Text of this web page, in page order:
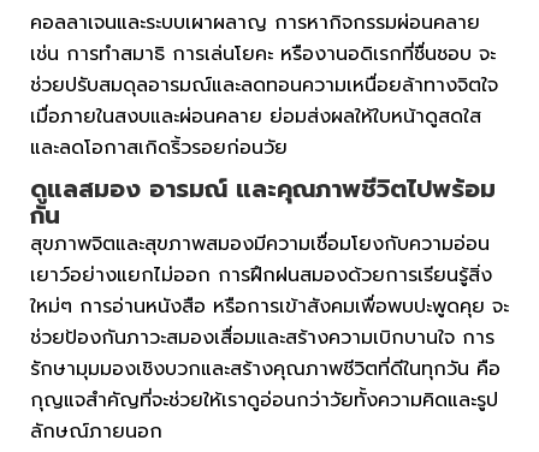
คอลลาเจนและระบบเผาผลาญ การหากิจกรรมผ่อนคลาย
เช่น การทำสมาธิ การเล่นโยคะ หรืองานอดิเรกที่ชื่นชอบ จะ
ช่วยปรับสมดุลอารมณ์และลดทอนความเหนื่อยล้าทางจิตใจ
เมื่อภายในสงบและผ่อนคลาย ย่อมส่งผลให้ใบหน้าดูสดใส
และลดโอกาสเกิดริ้วรอยก่อนวัย
ดูแลสมอง อารมณ์ และคุณภาพชีวิตไปพร้อม
กัน
สุขภาพจิตและสุขภาพสมองมีความเชื่อมโยงกับความอ่อน
เยาว์อย่างแยกไม่ออก การฝึกฝนสมองด้วยการเรียนรู้สิ่ง
ใหม่ๆ การอ่านหนังสือ หรือการเข้าสังคมเพื่อพบปะพูดคุย จะ
ช่วยป้องกันภาวะสมองเสื่อมและสร้างความเบิกบานใจ การ
รักษามุมมองเชิงบวกและสร้างคุณภาพชีวิตที่ดีในทุกวัน คือ
กุญแจสำคัญที่จะช่วยให้เราดูอ่อนกว่าวัยทั้งความคิดและรูป
ลักษณ์ภายนอก